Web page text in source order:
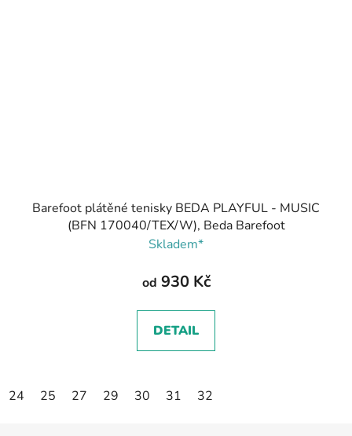
Barefoot plátěné tenisky BEDA PLAYFUL - MUSIC
(BFN 170040/TEX/W), Beda Barefoot
Skladem*
od 930 Kč
DETAIL
24 25 27 29 30 31 32